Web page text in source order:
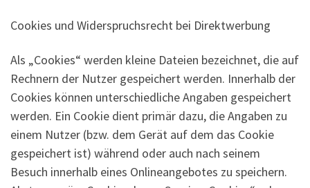
Cookies und Widerspruchsrecht bei Direktwerbung
Als „Cookies“ werden kleine Dateien bezeichnet, die auf
Rechnern der Nutzer gespeichert werden. Innerhalb der
Cookies können unterschiedliche Angaben gespeichert
werden. Ein Cookie dient primär dazu, die Angaben zu
einem Nutzer (bzw. dem Gerät auf dem das Cookie
gespeichert ist) während oder auch nach seinem
Besuch innerhalb eines Onlineangebotes zu speichern.